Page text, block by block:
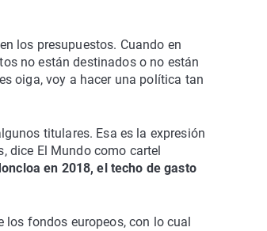
los presupuestos. Cuando en
no están destinados o no están
oiga, voy a hacer una política tan
titulares. Esa es la expresión
dice El Mundo como cartel
en 2018, el techo de gasto
fondos europeos, con lo cual